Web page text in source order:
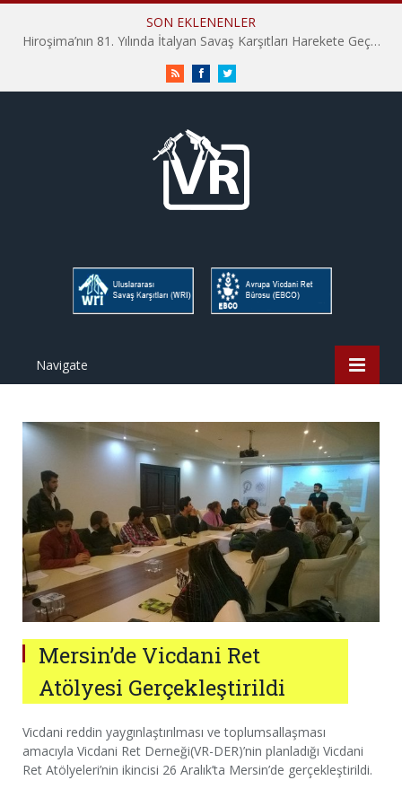
SON EKLENENLER
Hiroşima’nın 81. Yılında İtalyan Savaş Karşıtları Harekete Geçti: “Hatırlamak yeterli değil”
RSS FacebookTwitter
Navigate
Mersin’de Vicdani Ret
Atölyesi Gerçekleştirildi
Vicdani reddin yaygınlaştırılması ve toplumsallaşması
amacıyla Vicdani Ret Derneği(VR-DER)’nin planladığı Vicdani
Ret Atölyeleri’nin ikincisi 26 Aralık’ta Mersin’de gerçekleştirildi.